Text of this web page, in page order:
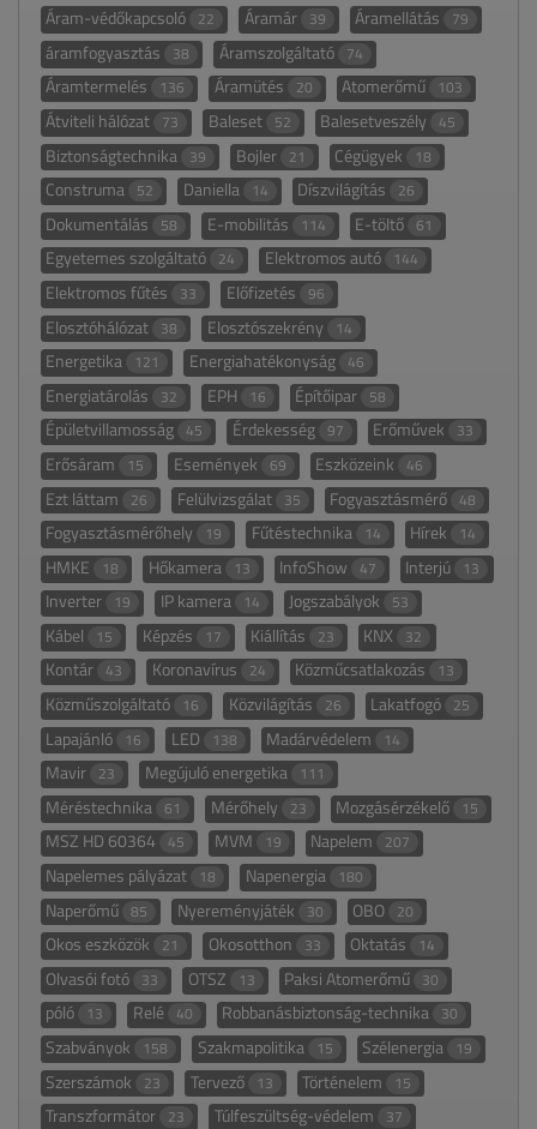
Áram-védőkapcsoló 22 Áramár 39 Áramellátás 79
áramfogyasztás 38 Áramszolgáltató 74
Áramtermelés 136 Áramütés 20 Atomerőmű 103
Átviteli hálózat 73 Baleset 52 Balesetveszély 45
Biztonságtechnika 39 Bojler 21 Cégügyek 18
Construma 52 Daniella 14 Díszvilágítás 26
Dokumentálás 58 E-mobilitás 114 E-töltő 61
Egyetemes szolgáltató 24 Elektromos autó 144
Elektromos fűtés 33 Előfizetés 96
Elosztóhálózat 38 Elosztószekrény 14
Energetika 121 Energiahatékonyság 46
Energiatárolás 32 EPH 16 Építőipar 58
Épületvillamosság 45 Érdekesség 97 Erőművek 33
Erősáram 15 Események 69 Eszközeink 46
Ezt láttam 26 Felülvizsgálat 35 Fogyasztásmérő 48
Fogyasztásmérőhely 19 Fűtéstechnika 14 Hírek 14
HMKE 18 Hőkamera 13 InfoShow 47 Interjú 13
Inverter 19 IP kamera 14 Jogszabályok 53
Kábel 15 Képzés 17 Kiállítás 23 KNX 32
Kontár 43 Koronavírus 24 Közműcsatlakozás 13
Közműszolgáltató 16 Közvilágítás 26 Lakatfogó 25
Lapajánló 16 LED 138 Madárvédelem 14
Mavir 23 Megújuló energetika 111
Méréstechnika 61 Mérőhely 23 Mozgásérzékelő 15
MSZ HD 60364 45 MVM 19 Napelem 207
Napelemes pályázat 18 Napenergia 180
Naperőmű 85 Nyereményjáték 30 OBO 20
Okos eszközök 21 Okosotthon 33 Oktatás 14
Olvasói fotó 33 OTSZ 13 Paksi Atomerőmű 30
póló 13 Relé 40 Robbanásbiztonság-technika 30
Szabványok 158 Szakmapolitika 15 Szélenergia 19
Szerszámok 23 Tervező 13 Történelem 15
Transzformátor 23 Túlfeszültség-védelem 37